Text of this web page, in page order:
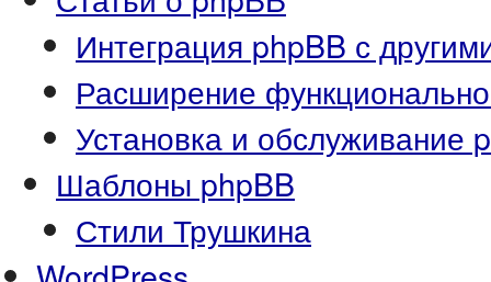
Интеграция phpBB с
Расширение
Установка и обслуживание
Шаблоны phpBB
Стили Трушкина